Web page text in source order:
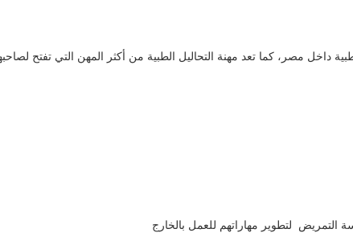
داخل مصر، كما تعد مهنة التحاليل الطبية من أكثر المهن التي تفتح
التمريض لتطوير مهاراتهم للعمل بالخارج